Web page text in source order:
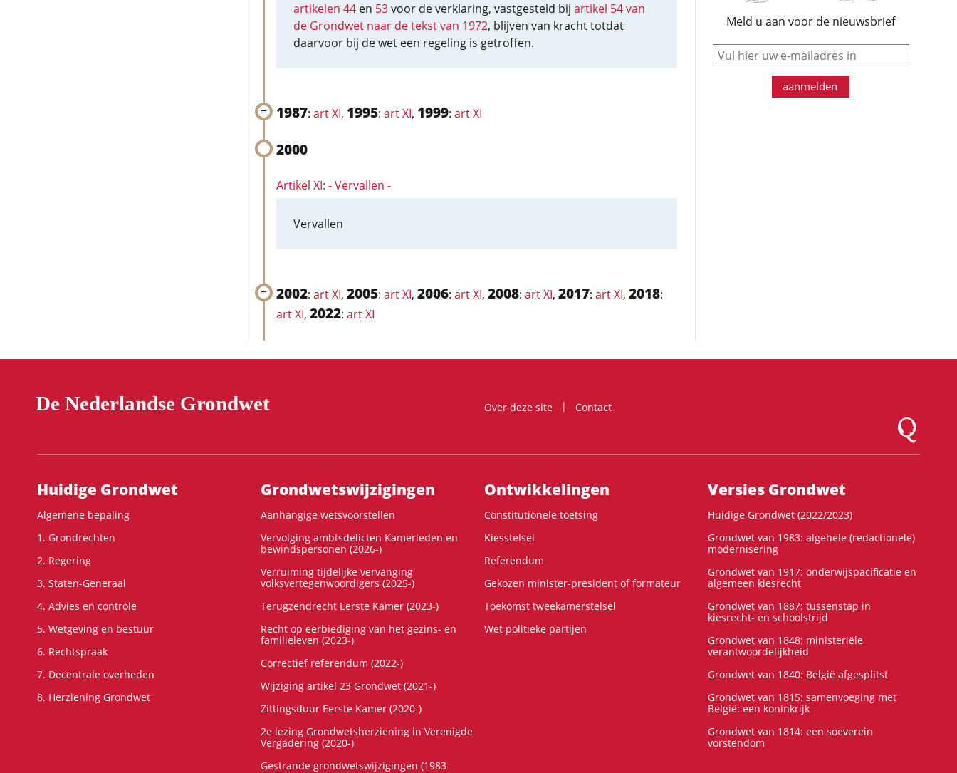
artikelen 44en 53voor de verklaring, vastgesteld bij artikel 54 van
de Grondwet naar de tekst van 1972, blijven van kracht totdat
daarvoor bij de wet een regeling is getroffen.
1987: art XI, 1995: art XI, 1999: art XI
2000
Artikel XI: - Vervallen -
Vervallen
2002: art XI, 2005: art XI, 2006: art XI, 2008: art XI, 2017: art XI, 2018:
art XI, 2022: art XI
Meld u aan voor de nieuwsbrief
e-mail
aanmelden
De Nederlandse Grondwet Over deze site
Contact
Logo
Hoofdnavigatie
Huidige Grondwet
Algemene bepaling
1. Grondrechten
2. Regering
3. Staten-Generaal
4. Advies en controle
5. Wetgeving en bestuur
6. Rechtspraak
7. Decentrale overheden
8. Herziening Grondwet
Grondwets­wijzigingen
Aanhangige wetsvoorstellen
Vervolging ambtsdelicten Kamerleden en
bewindspersonen (2026-)
Verruiming tijdelijke vervanging
volksvertegenwoordigers (2025-)
Terugzendrecht Eerste Kamer (2023-)
Recht op eerbiediging van het gezins- en
familieleven (2023-)
Correctief referendum (2022-)
Wijziging artikel 23 Grondwet (2021-)
Zittingsduur Eerste Kamer (2020-)
2e lezing Grondwetsherziening in Verenigde
Vergadering (2020-)
Gestrande grondwetswijzigingen (1983-
Ontwikke­lingen
Constitutionele toetsing
Kiesstelsel
Referendum
Gekozen minister-president of formateur
Toekomst tweekamerstelsel
Wet politieke partijen
Versies Grondwet
Huidige Grondwet (2022/2023)
Grondwet van 1983: algehele (redactionele)
modernisering
Grondwet van 1917: onderwijspacificatie en
algemeen kiesrecht
Grondwet van 1887: tussenstap in
kiesrecht- en schoolstrijd
Grondwet van 1848: ministeriële
verantwoordelijkheid
Grondwet van 1840: België afgesplitst
Grondwet van 1815: samenvoeging met
België: een koninkrijk
Grondwet van 1814: een soeverein
vorstendom